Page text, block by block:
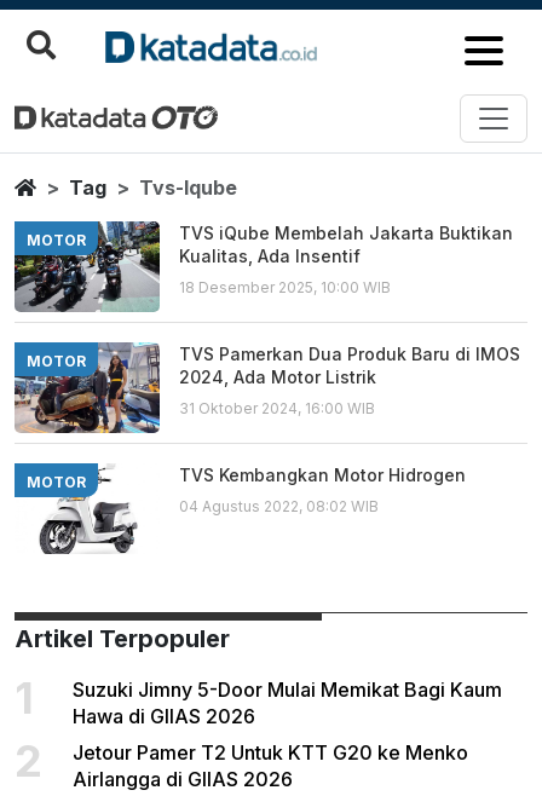
Tvs Iqube
Berita Terbaru
HomeTag Tvs-Iqube
MOTOR
TVS iQube Membelah Jakarta Buktikan
Kualitas, Ada Insentif
18 Desember 2025, 10:00 WIB
MOTOR
TVS Pamerkan Dua Produk Baru di IMOS
2024, Ada Motor Listrik
31 Oktober 2024, 16:00 WIB
MOTOR TVS Kembangkan Motor Hidrogen
04 Agustus 2022, 08:02 WIB
Artikel Terpopuler
1
Suzuki Jimny 5-Door Mulai Memikat Bagi Kaum
Hawa di GIIAS 2026
2
Jetour Pamer T2 Untuk KTT G20 ke Menko
Airlangga di GIIAS 2026